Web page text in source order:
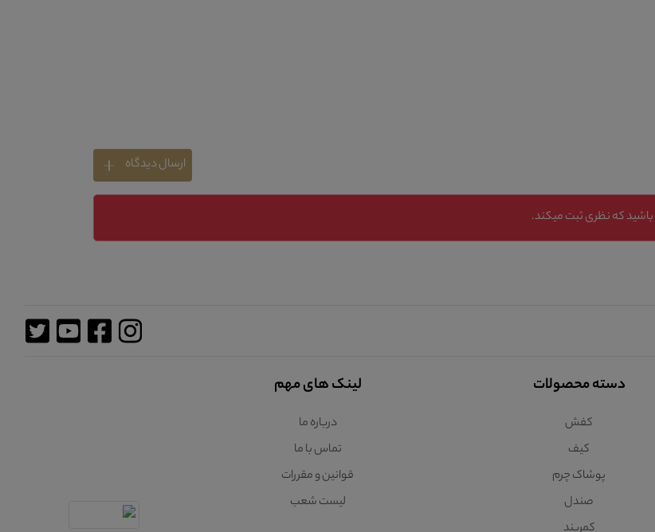
ارسال دیدگاه
که نظری ثبت میکند.
دسته محصولات
کفش
کیف
پوشاک چرم
صندل
لینک های مهم
درباره ما
تماس با ما
قوانین و مقررات
لیست شعب